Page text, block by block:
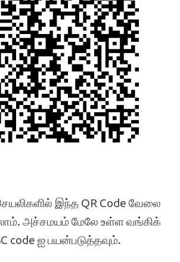
செயலிகளில் இந்த QR Code வேலை
அச்சமயம் மேலே உள்ள வங்கிக்
code ஐ பயன்படுத்தவும்.